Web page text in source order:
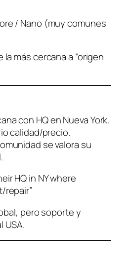
/ Nano (muy comunes
más cercana a “origen
con HQ en Nueva York.
calidad/precio.
se valora su
HQ in NY where
pero soporte y
USA.